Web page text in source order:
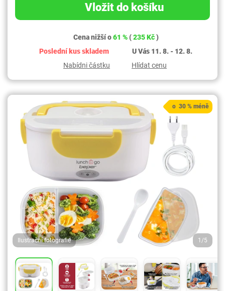
Vložit do košíku
Cena nižší o61 %(235 Kč)
Poslední kus skladem
U Vás 11. 8. - 12. 8.
Nabídni částku
Hlídat cenu
Ilustrační fotografie 1/5
o 30 % méně